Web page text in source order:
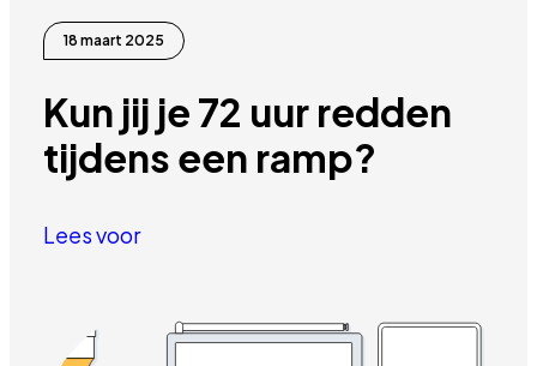
18 maart 2025
Kun jij je 72 uur redden
tijdens een ramp?
Lees voor